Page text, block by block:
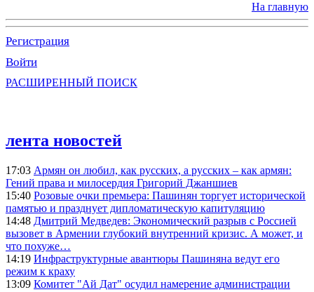
На главную
Регистрация
Войти
РАСШИРЕННЫЙ ПОИСК
лента новостей
17:03 Армян он любил, как русских, а русских – как армян:
Гений права и милосердия Григорий Джаншиев
15:40 Розовые очки премьера: Пашинян торгует исторической
памятью и празднует дипломатическую капитуляцию
14:48 Дмитрий Медведев: Экономический разрыв с Россией
вызовет в Армении глубокий внутренний кризис. А может, и
что похуже…
14:19 Инфраструктурные авантюры Пашиняна ведут его
режим к краху
13:09 Комитет "Ай Дат" осудил намерение администрации